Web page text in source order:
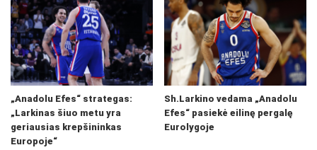
„Anadolu Efes“ strategas:
„Larkinas šiuo metu yra
geriausias krepšininkas
Europoje“
Sh.Larkino vedama „Anadolu
Efes“ pasiekė eilinę pergalę
Eurolygoje